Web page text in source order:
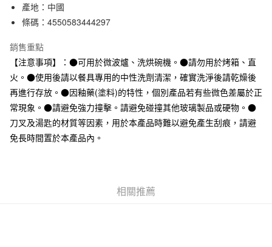
臺灣中小企業銀行
匯豐（台灣）商業銀行
元大商業銀行
玉山商業銀行
星展（台灣）商業銀行
台新國際商業銀行
中國信託商業銀行
台灣樂天信用卡公司
Apple Pay
悠遊付
運送方式
全家取貨付款
每筆NT$65，滿NT$1,000(含以上)免運費
付款後全家取貨
每筆NT$65，滿NT$1,000(含以上)免運費
產地：中國
條碼：4550583444297
銷售重點
【注意事項】：●可用於微波爐、洗烘碗機。●請勿用於烤箱、直
火。●使用後請以餐具專用的中性洗劑清潔，確實洗淨後請乾燥後
再進行存放。●因釉藥(塗料)的特性，個別產品若有些微色差屬於正
常現象。●請避免強力撞擊。請避免碰撞其他玻璃製品或硬物。●
刀叉及湯匙的材質等因素，用於本產品時難以避免產生刮痕，請避
免長時間置於本產品內。
相關推薦